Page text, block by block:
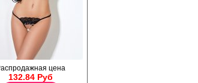
с открытым
бантиком.
цена
132.84 Руб